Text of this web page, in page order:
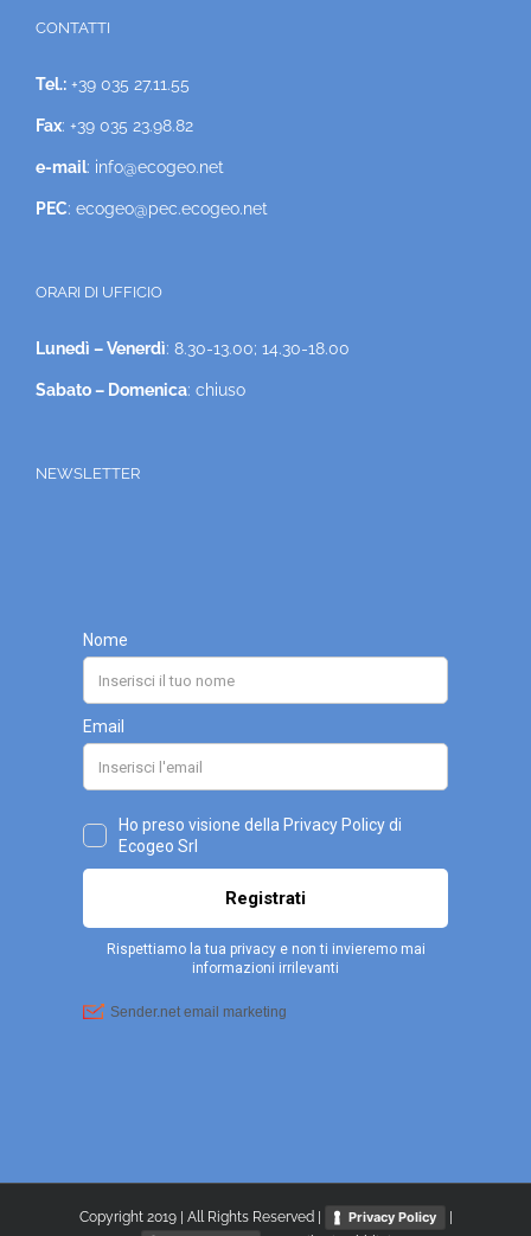
CONTATTI
Tel.: +39 035 27.11.55
Fax: +39 035 23.98.82
e-mail: info@ecogeo.net
PEC: ecogeo@pec.ecogeo.net
ORARI DI UFFICIO
Lunedì – Venerdì: 8.30-13.00; 14.30-18.00
Sabato – Domenica: chiuso
NEWSLETTER
Copyright 2019 | All Rights Reserved | Privacy Policy
|